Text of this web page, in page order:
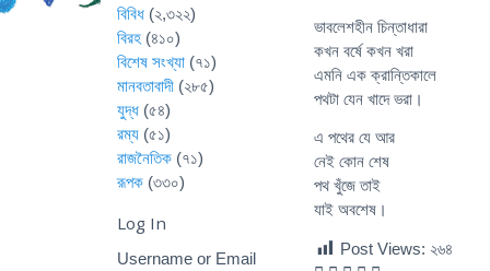
ভাবলেশহীন চিন্তাধারা
কখন বর্ষে কখন খরা
এমনি এক ক্রান্তিকালে
পথটা যেন খাদে ভরা।
এ পথের যে আর
নেই কোন শেষ
পথ খুঁজে তাই
যাই অবশেষ।
Post Views: ২৬৪
বিবিধ (২,৩২২)
বিরহ (৪১০)
বিশেষ সংখ্যা (৭১)
মানবতাবাদী (২৮৫)
যুদ্ধ (৫৪)
রম্য (৫১)
রাজনৈতিক (৭১)
রূপক (৩৩০)
Log In
Username or Email